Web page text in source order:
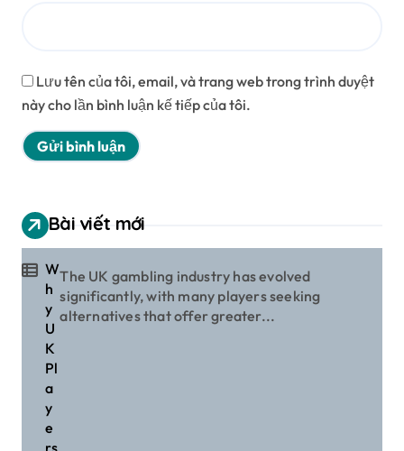
Lưu tên của tôi, email, và trang web trong trình duyệt
này cho lần bình luận kế tiếp của tôi.
Bài viết mới
W
h
y
U
K
Pl
a
y
e
rs
The UK gambling industry has evolved
significantly, with many players seeking
alternatives that offer greater...